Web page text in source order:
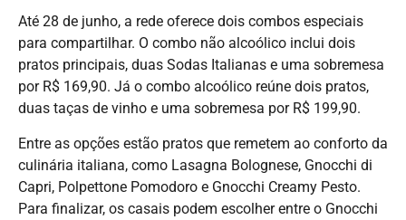
Até 28 de junho, a rede oferece dois combos especiais
para compartilhar. O combo não alcoólico inclui dois
pratos principais, duas Sodas Italianas e uma sobremesa
por R$ 169,90. Já o combo alcoólico reúne dois pratos,
duas taças de vinho e uma sobremesa por R$ 199,90.
Entre as opções estão pratos que remetem ao conforto da
culinária italiana, como Lasagna Bolognese, Gnocchi di
Capri, Polpettone Pomodoro e Gnocchi Creamy Pesto.
Para finalizar, os casais podem escolher entre o Gnocchi